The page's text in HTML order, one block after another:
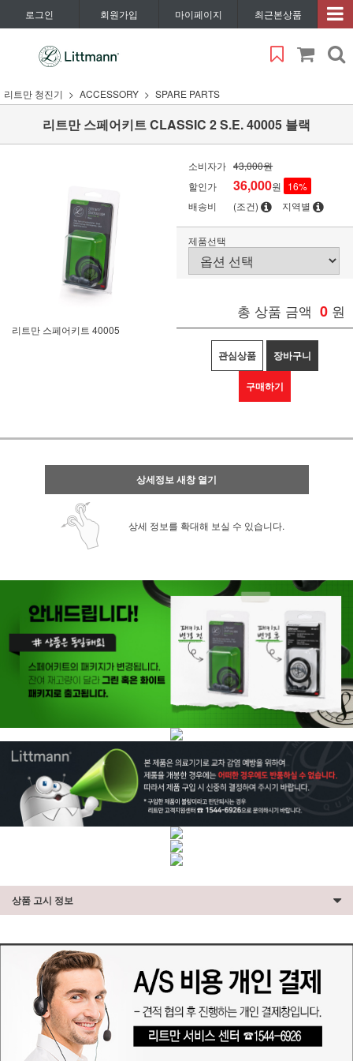
로그인 회원가입 마이페이지 최근본상품
리트만 청진기 ACCESSORY SPARE PARTS
리트만 스페어키트 CLASSIC 2 S.E. 40005 블랙
리트만 스페어키트 40005
소비자가 43,000원
할인가
36,000원 16%
배송비
(조건) 지역별
제품선택
총 상품 금액 0 원
관심상품 장바구니
구매하기
상세정보 새창 열기
상세 정보를 확대해 보실 수 있습니다.
상품 고시 정보